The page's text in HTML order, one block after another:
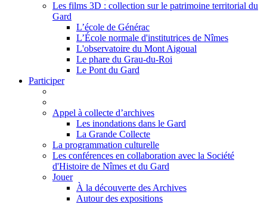
Les films 3D : collection sur le patrimoine territorial du
Gard
L’école de Générac
L’École normale d'institutrices de Nîmes
L'observatoire du Mont Aigoual
Le phare du Grau-du-Roi
Le Pont du Gard
Participer
Appel à collecte d’archives
Les inondations dans le Gard
La Grande Collecte
La programmation culturelle
Les conférences en collaboration avec la Société
d'Histoire de Nîmes et du Gard
Jouer
À la découverte des Archives
Autour des expositions